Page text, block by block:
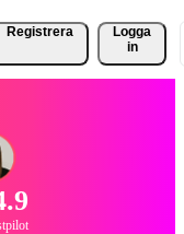
Registrera
Logga
in